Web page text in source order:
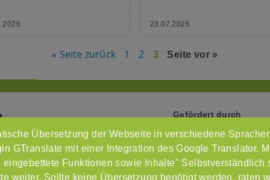
23.07.2026
« Seite zurück 1 2 3 Seite vor »
Übersetzung der Webseite in verschiedene
GTranslate mit einer Integration des Google Translator.
Funktionen sowie Inhalte" Selbstverständlich
weiter. Sollte keine Übersetzung benötigt werden, raten
Gefördert durch